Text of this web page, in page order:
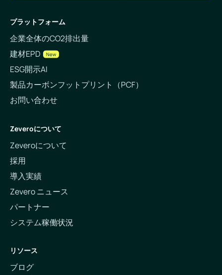
プラットフォーム
企業全体のCO2排出量
建材EPD
New
ESG開示AI
製品カーボンフットプリント（PCF）
お問い合わせ
Zeveroについて
Zeveroについて
採用
導入実績
Zevero ニュース
パートナー
システム稼働状況
リソース
ブログ